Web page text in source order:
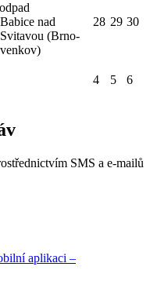
Babice nad
Svitavou (Brno-
venkov)
28 29 30
4 5
6
SMS a e-mailů
aplikaci –